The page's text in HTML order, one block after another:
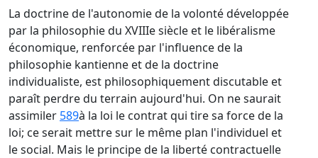
La doctrine de l'autonomie de la volonté développée
par la philosophie du XVIIIe siècle et le libéralisme
économique, renforcée par l'influence de la
philosophie kantienne et de la doctrine
individualiste, est philosophiquement discutable et
paraît perdre du terrain aujourd'hui. On ne saurait
assimiler 589à la loi le contrat qui tire sa force de la
loi; ce serait mettre sur le même plan l'individuel et
le social. Mais le principe de la liberté contractuelle